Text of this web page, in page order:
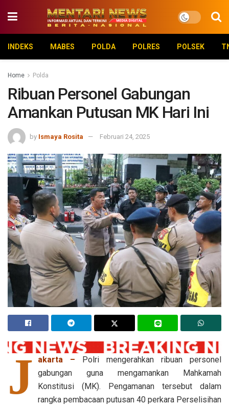
INDEKS MABES POLDA POLRES POLSEK
Home Polda
Ribuan Personel Gabungan
Amankan Putusan MK Hari Ini
by Ismaya Rosita Februari 24, 2025
J akarta –
Polri mengerahkan ribuan personel
gabungan guna mengamankan Mahkamah
Konstitusi (MK). Pengamanan tersebut dalam
rangka pembacaan putusan 40 perkara Perselisihan